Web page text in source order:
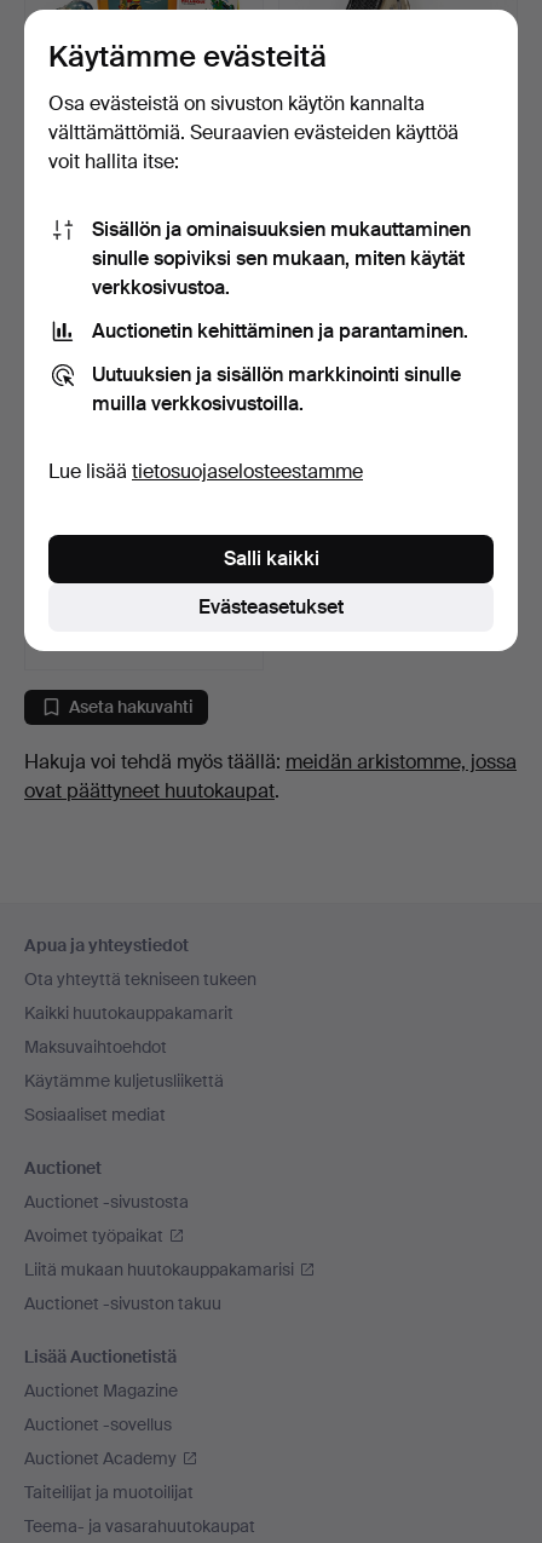
PELTILELUT, 3 osaa, mm.
Jumping Frog, Ring…
53 USD
LEIKKIPISTOOLI, "Brownie-
64 USD
ALBUMI, sis. mm. Aku
69 USD
Aseta hakuvahti
Hakuja voi tehdä myös täällä: meidän arkistomme, jossa
ovat päättyneet huutokaupat.
Apua ja yhteystiedot
Ota yhteyttä tekniseen tukeen
Kaikki huutokauppakamarit
Maksuvaihtoehdot
Käytämme kuljetusliikettä
Sosiaaliset mediat
Auctionet
Auctionet -sivustosta
Avoimet työpaikat
Liitä mukaan huutokauppakamarisi
Auctionet -sivuston takuu
Lisää Auctionetistä
Auctionet Magazine
Auctionet -sovellus
Auctionet Academy
Taiteilijat ja muotoilijat
Teema- ja vasarahuutokaupat
Käytämme evästeitä
Osa evästeistä on sivuston käytön kannalta
välttämättömiä. Seuraavien evästeiden käyttöä
voit hallita itse:
Sisällön ja ominaisuuksien mukauttaminen
sinulle sopiviksi sen mukaan, miten käytät
verkkosivustoa.
Auctionetin kehittäminen ja parantaminen.
Uutuuksien ja sisällön markkinointi sinulle
muilla verkkosivustoilla.
Lue lisää tietosuojaselosteestamme
Evästeasetukset
Salli kaikki